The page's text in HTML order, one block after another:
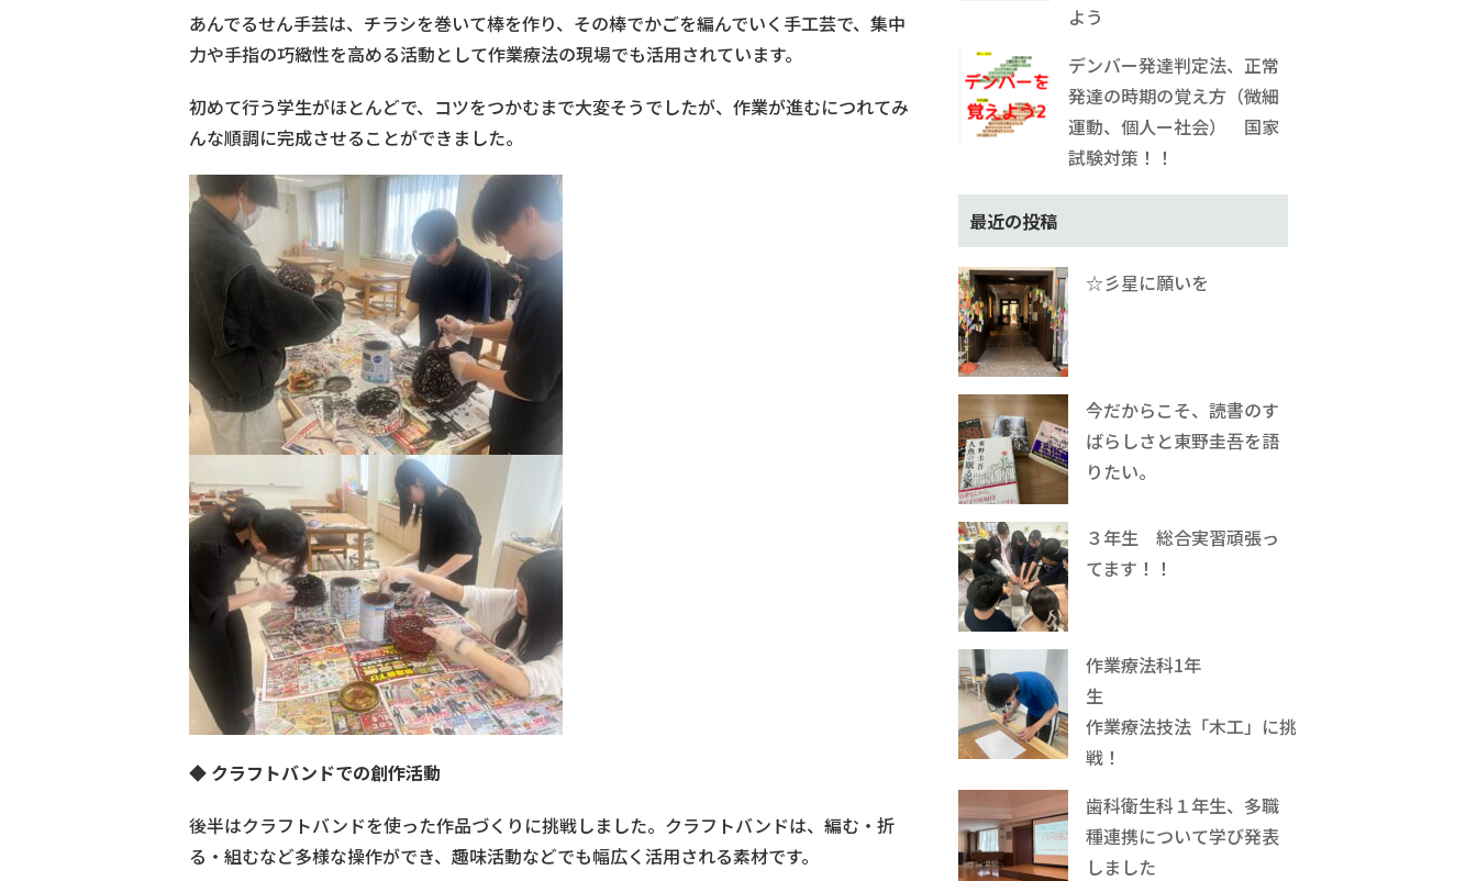
あんでるせん手芸は、チラシを巻いて棒を作り、その棒でかごを編んでいく手工芸で、集中
力や手指の巧緻性を高める活動として作業療法の現場でも活用されています。
初めて行う学生がほとんどで、コツをつかむまで大変そうでしたが、作業が進むにつれてみ
んな順調に完成させることができました。
◆ クラフトバンドでの創作活動
後半はクラフトバンドを使った作品づくりに挑戦しました。クラフトバンドは、編む・折
る・組むなど多様な操作ができ、趣味活動などでも幅広く活用される素材です。
よう
デンバー発達判定法、正常
発達の時期の覚え方（微細
運動、個人ー社会） 国家
試験対策！！
最近の投稿
☆彡星に願いを
今だからこそ、読書のす
ばらしさと東野圭吾を語
りたい。
３年生 総合実習頑張っ
てます！！
作業療法科1年
生
作業療法技法「木工」に挑
戦！
歯科衛生科１年生、多職
種連携について学び発表
しました